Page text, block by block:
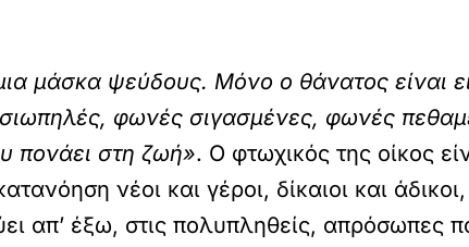
μάσκα ψεύδους. Μόνο ο θάνατος είναι
φωνές σιγασμένες, φωνές
πονάει στη ζωή». Ο φτωχικός της οίκος
νέοι και γέροι, δίκαιοι και
απ’ έξω, στις πολυπληθείς, απρόσωπες